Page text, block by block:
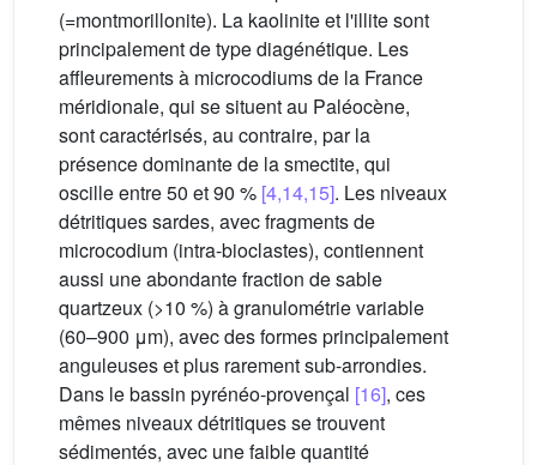
(=montmorillonite). La kaolinite et l'illite sont
principalement de type diagénétique. Les
affleurements à microcodiums de la France
méridionale, qui se situent au Paléocène,
sont caractérisés, au contraire, par la
présence dominante de la smectite, qui
oscille entre 50 et 90 % [4,14,15]. Les niveaux
détritiques sardes, avec fragments de
microcodium (intra-bioclastes), contiennent
aussi une abondante fraction de sable
quartzeux (>10 %) à granulométrie variable
(60–900 μm), avec des formes principalement
anguleuses et plus rarement sub-arrondies.
Dans le bassin pyrénéo-provençal [16], ces
mêmes niveaux détritiques se trouvent
sédimentés, avec une faible quantité